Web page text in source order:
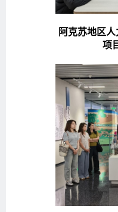
阿克苏地区
项